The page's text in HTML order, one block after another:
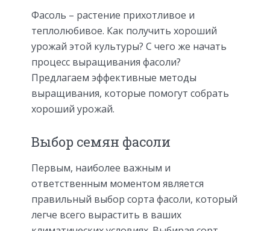
Фасоль – растение прихотливое и
теплолюбивое. Как получить хороший
урожай этой культуры? С чего же начать
процесс выращивания фасоли?
Предлагаем эффективные методы
выращивания, которые помогут собрать
хороший урожай.
Выбор семян фасоли
Первым, наиболее важным и
ответственным моментом является
правильный выбор сорта фасоли, который
легче всего вырастить в ваших